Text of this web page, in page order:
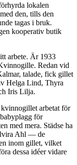
loka­len
den, tills den
tagas i bruk.
kooperativ butik
arbete. Är 1933
Redan vid
talade, fick gillet
Helga Lind, Thyra
Iris Lilja.
arbetat för
för
med mera. Städse ha
Ahl — de
inom gillet, vilket
dessa idéer vidare